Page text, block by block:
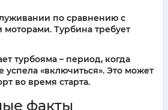
по сравнению с
Турбина требует
турбояма – период, когда
успела «включиться». Это может
во время старта.
факты